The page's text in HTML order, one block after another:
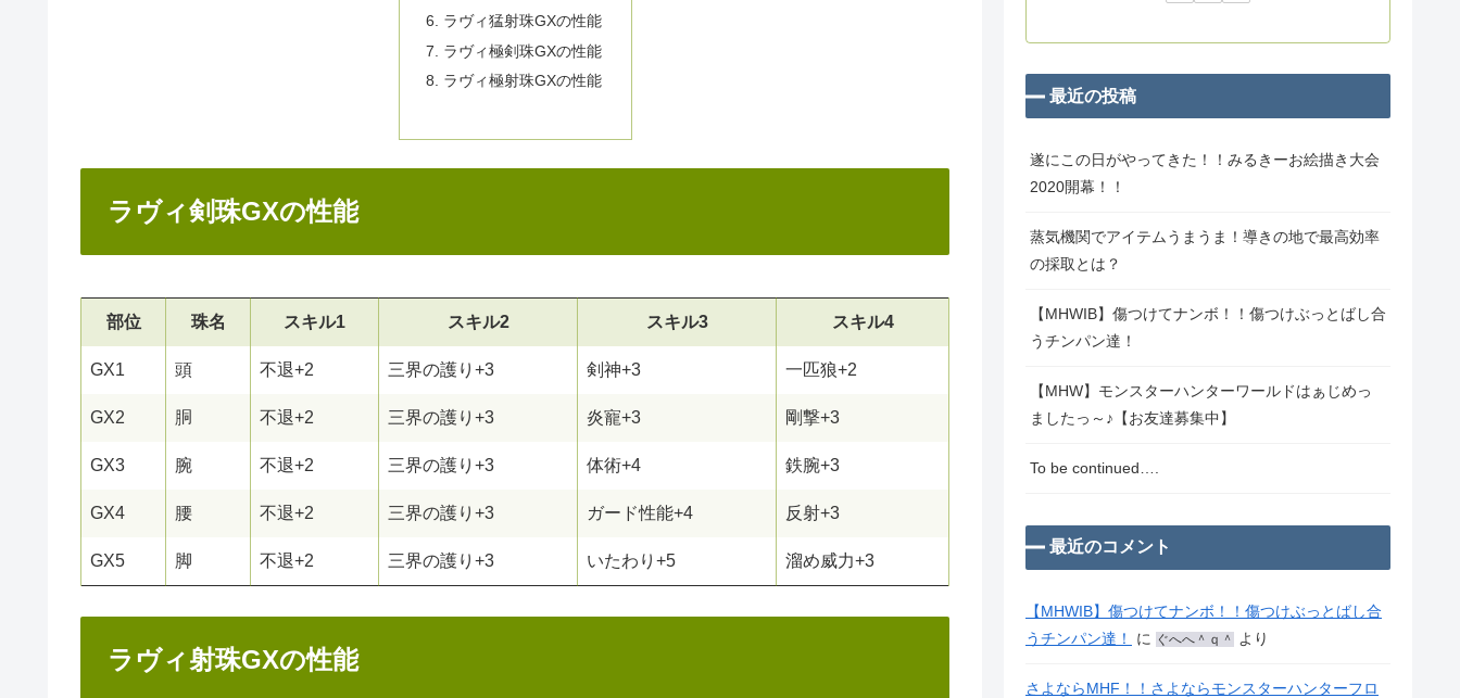
ラヴィ猛射珠GXの性能
ラヴィ極剣珠GXの性能
ラヴィ極射珠GXの性能
ラヴィ剣珠GXの性能
部位 珠名 スキル1 スキル2 スキル3 スキル4
GX1 頭 不退+2 三界の護り+3 剣神+3 一匹狼+2
GX2 胴 不退+2 三界の護り+3 炎寵+3 剛撃+3
GX3 腕 不退+2 三界の護り+3 体術+4 鉄腕+3
GX4 腰 不退+2 三界の護り+3 ガード性能+4 反射+3
GX5 脚 不退+2 三界の護り+3 いたわり+5 溜め威力+3
ラヴィ射珠GXの性能
最近の投稿
遂にこの日がやってきた！！みるきーお絵描き大会
2020開幕！！
蒸気機関でアイテムうまうま！導きの地で最高効率
の採取とは？
【MHWIB】傷つけてナンボ！！傷つけぶっとばし合
うチンパン達！
【MHW】モンスターハンターワールドはぁじめっ
ましたっ～♪【お友達募集中】
To be continued….
最近のコメント
【MHWIB】傷つけてナンボ！！傷つけぶっとばし合
うチンパン達！
に ぐへへ＾ｑ＾ より
さよならMHF！！さよならモンスターハンターフロ